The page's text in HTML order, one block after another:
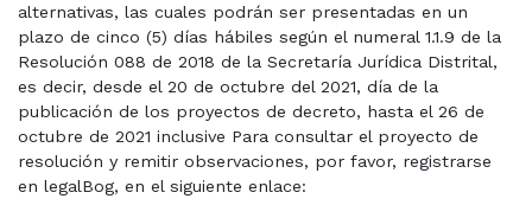
alternativas, las cuales podrán ser presentadas en un
plazo de cinco (5) días hábiles según el numeral 1.1.9 de la
Resolución 088 de 2018 de la Secretaría Jurídica Distrital,
es decir, desde el 20 de octubre del 2021, día de la
publicación de los proyectos de decreto, hasta el 26 de
octubre de 2021 inclusive Para consultar el proyecto de
resolución y remitir observaciones, por favor, registrarse
en legalBog, en el siguiente enlace: